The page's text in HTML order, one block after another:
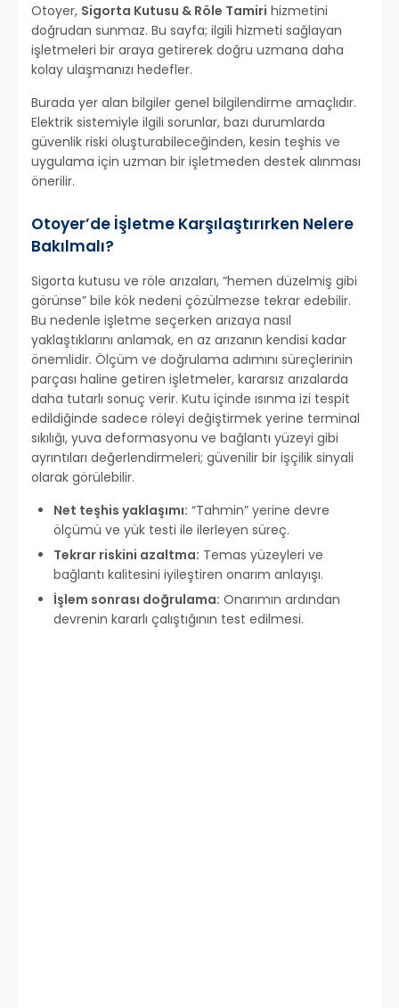
Otoyer, Sigorta Kutusu & Röle Tamiri hizmetini
doğrudan sunmaz. Bu sayfa; ilgili hizmeti sağlayan
işletmeleri bir araya getirerek doğru uzmana daha
kolay ulaşmanızı hedefler.
Burada yer alan bilgiler genel bilgilendirme amaçlıdır.
Elektrik sistemiyle ilgili sorunlar, bazı durumlarda
güvenlik riski oluşturabileceğinden, kesin teşhis ve
uygulama için uzman bir işletmeden destek alınması
önerilir.
Otoyer’de İşletme Karşılaştırırken Nelere
Bakılmalı?
Sigorta kutusu ve röle arızaları, “hemen düzelmiş gibi
görünse” bile kök nedeni çözülmezse tekrar edebilir.
Bu nedenle işletme seçerken arızaya nasıl
yaklaştıklarını anlamak, en az arızanın kendisi kadar
önemlidir. Ölçüm ve doğrulama adımını süreçlerinin
parçası haline getiren işletmeler, kararsız arızalarda
daha tutarlı sonuç verir. Kutu içinde ısınma izi tespit
edildiğinde sadece röleyi değiştirmek yerine terminal
sıkılığı, yuva deformasyonu ve bağlantı yüzeyi gibi
ayrıntıları değerlendirmeleri; güvenilir bir işçilik sinyali
olarak görülebilir.
Net teşhis yaklaşımı: “Tahmin” yerine devre
ölçümü ve yük testi ile ilerleyen süreç.
Tekrar riskini azaltma: Temas yüzeyleri ve
bağlantı kalitesini iyileştiren onarım anlayışı.
İşlem sonrası doğrulama: Onarımın ardından
devrenin kararlı çalıştığının test edilmesi.